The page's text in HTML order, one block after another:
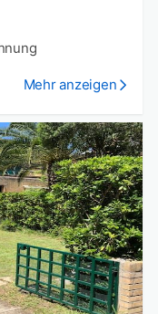
Mehr anzeigen